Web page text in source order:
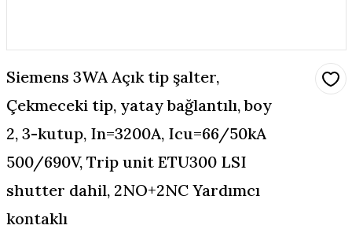
Siemens 3WA Açık tip şalter,
Çekmeceki tip, yatay bağlantılı, boy
2, 3-kutup, In=3200A, Icu=66/50kA
500/690V, Trip unit ETU300 LSI
shutter dahil, 2NO+2NC Yardımcı
kontaklı